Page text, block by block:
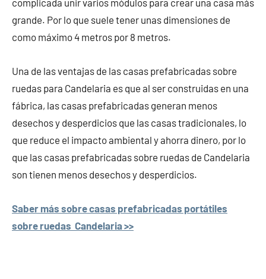
grande. Por lo que suele tener unas dimensiones de
como máximo 4 metros por 8 metros.
Una de las ventajas de las casas prefabricadas sobre
ruedas para Candelaria es que al ser construidas en una
fábrica, las casas prefabricadas generan menos
desechos y desperdicios que las casas tradicionales, lo
que reduce el impacto ambiental y ahorra dinero, por lo
que las casas prefabricadas sobre ruedas de Candelaria
son tienen menos desechos y desperdicios.
Saber más sobre casas prefabricadas portátiles
sobre ruedas Candelaria >>